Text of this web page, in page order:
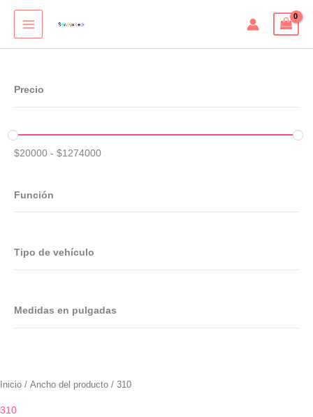
Precio
$20000 - $1274000
Función
Tipo de vehículo
Medidas en pulgadas
Inicio / Ancho del producto / 310
310